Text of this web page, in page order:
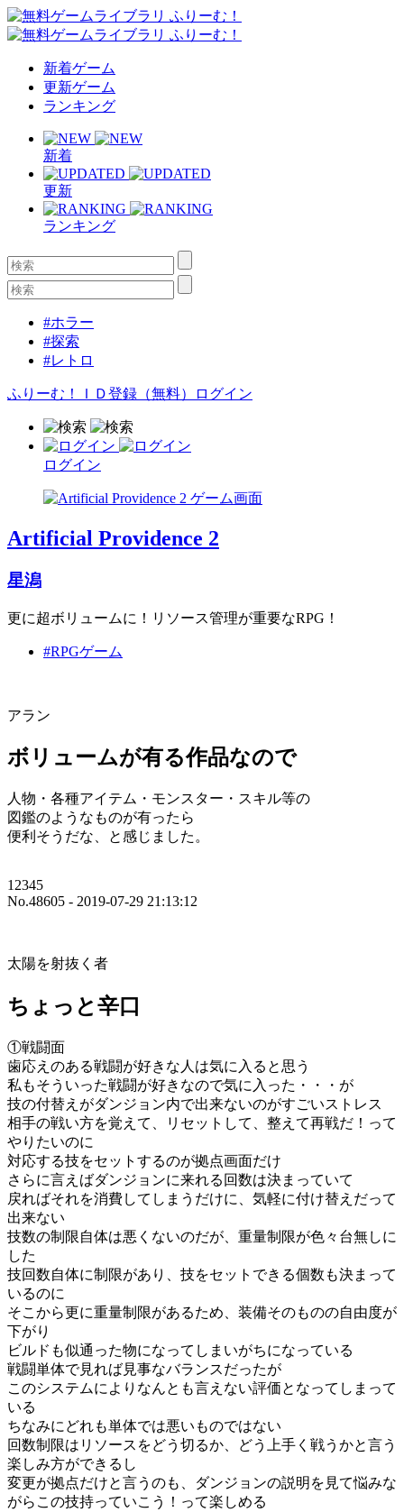
新着ゲーム
更新ゲーム
ランキング
新着
更新
ランキング
#ホラー
#探索
#レトロ
ふりーむ！ＩＤ登録（無料） ログイン
ログイン
Artificial Providence 2
星潟
更に超ボリュームに！リソース管理が重要なRPG！
#RPGゲーム
アラン
ボリュームが有る作品なので
人物・各種アイテム・モンスター・スキル等の
図鑑のようなものが有ったら
便利そうだな、と感じました。
12345
No.48605 - 2019-07-29 21:13:12
太陽を射抜く者
ちょっと辛口
①戦闘面
歯応えのある戦闘が好きな人は気に入ると思う
私もそういった戦闘が好きなので気に入った・・・が
技の付替えがダンジョン内で出来ないのがすごいストレス
相手の戦い方を覚えて、リセットして、整えて再戦だ！って
やりたいのに
対応する技をセットするのが拠点画面だけ
さらに言えばダンジョンに来れる回数は決まっていて
戻ればそれを消費してしまうだけに、気軽に付け替えだって
出来ない
技数の制限自体は悪くないのだが、重量制限が色々台無しに
した
技回数自体に制限があり、技をセットできる個数も決まって
いるのに
そこから更に重量制限があるため、装備そのものの自由度が
下がり
ビルドも似通った物になってしまいがちになっている
戦闘単体で見れば見事なバランスだったが
このシステムによりなんとも言えない評価となってしまって
いる
ちなみにどれも単体では悪いものではない
回数制限はリソースをどう切るか、どう上手く戦うかと言う
楽しみ方ができるし
変更が拠点だけと言うのも、ダンジョンの説明を見て悩みな
がらこの技持っていこう！って楽しめる